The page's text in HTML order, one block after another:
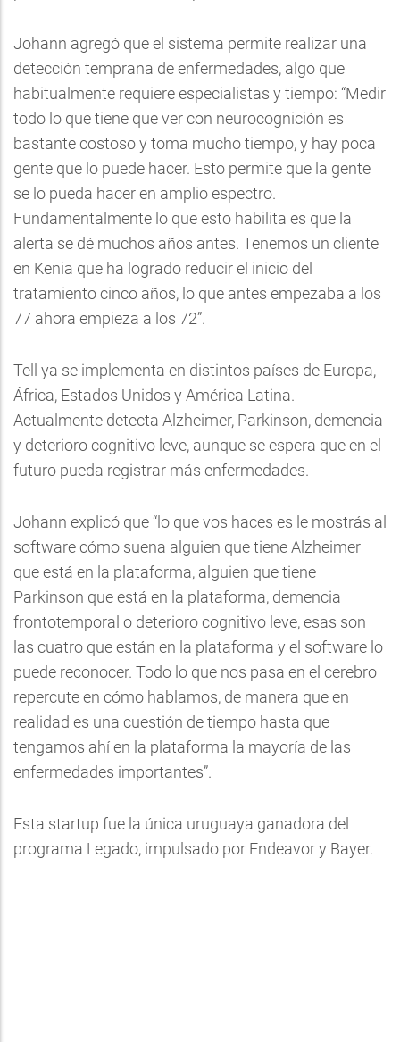
Johann agregó que el sistema permite realizar una
detección temprana de enfermedades, algo que
habitualmente requiere especialistas y tiempo: “Medir
todo lo que tiene que ver con neurocognición es
bastante costoso y toma mucho tiempo, y hay poca
gente que lo puede hacer. Esto permite que la gente
se lo pueda hacer en amplio espectro.
Fundamentalmente lo que esto habilita es que la
alerta se dé muchos años antes. Tenemos un cliente
en Kenia que ha logrado reducir el inicio del
tratamiento cinco años, lo que antes empezaba a los
77 ahora empieza a los 72”.
Tell ya se implementa en distintos países de Europa,
África, Estados Unidos y América Latina.
Actualmente detecta Alzheimer, Parkinson, demencia
y deterioro cognitivo leve, aunque se espera que en el
futuro pueda registrar más enfermedades.
Johann explicó que “lo que vos haces es le mostrás al
software cómo suena alguien que tiene Alzheimer
que está en la plataforma, alguien que tiene
Parkinson que está en la plataforma, demencia
frontotemporal o deterioro cognitivo leve, esas son
las cuatro que están en la plataforma y el software lo
puede reconocer. Todo lo que nos pasa en el cerebro
repercute en cómo hablamos, de manera que en
realidad es una cuestión de tiempo hasta que
tengamos ahí en la plataforma la mayoría de las
enfermedades importantes”.
Esta startup fue la única uruguaya ganadora del
programa Legado, impulsado por Endeavor y Bayer.